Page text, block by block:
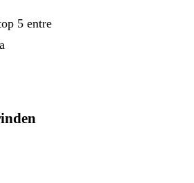
5 entre